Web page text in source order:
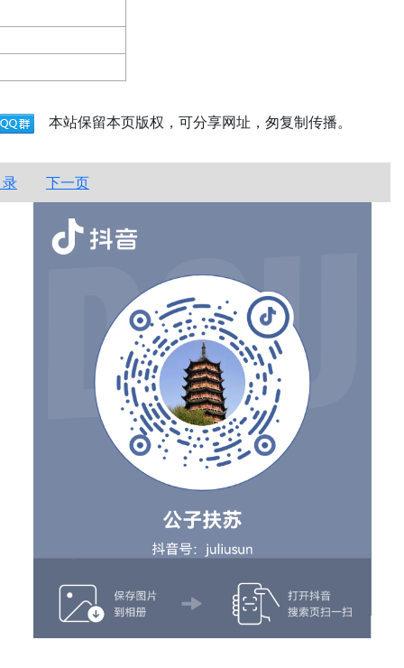
本站保留本页版权，可分享网址，匆复制传播。
下一页